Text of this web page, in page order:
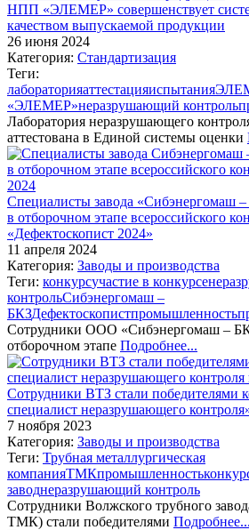
НПП «ЭЛЕМЕР» совершенствует
качеством выпускаемой продукции
26 июня 2024
Категория: Стандартизация
Теги:
лабораторияаттестацияиспытания
«ЭЛЕМЕР»неразрушающий контроль
Лаборатория неразрушающего
аттестована в Единой системы оценки
Специалисты завода «Сибэнергомаш
в отборочном этапе всероссийского
«Дефектоскопист 2024»
11 апреля 2024
Категория: Заводы и производства
Теги: конкурсучастие в конкурсе
контрольСибэнергомаш –
БКЗДефектоскопистпромышленность
Сотрудники ООО «Сибэнергомаш –
отборочном этапе Подробнее...
Сотрудники ВТЗ стали победителями
специалист неразрушающего
7 ноября 2023
Категория: Заводы и производства
Теги: Трубная металлургическая
компанияТМКпромышленность
заводнеразрушающий контроль
Сотрудники Волжского трубного
ТМК) стали победителями Подробнее...